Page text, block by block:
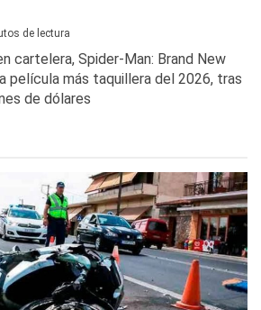
de lectura
cartelera, Spider-Man: Brand New
película más taquillera del 2026, tras
de dólares